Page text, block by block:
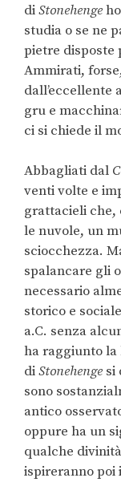
diStonehenge
studia o se ne
pietre disposte
Ammirati,
dall’eccellente
gru e
ci si chiede il
Abbagliati dal
venti volte e
grattacieli che,
le nuvole, un
sciocchezza.
spalancare gli
necessario
storico e
a.C. senza
ha raggiunto la
diStonehenge si
sono
antico
oppure ha un
qualche
ispireranno poi